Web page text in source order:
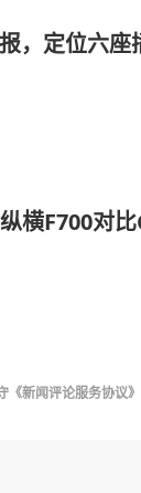
，定位六座
横F700对
《新闻评论服务协议》